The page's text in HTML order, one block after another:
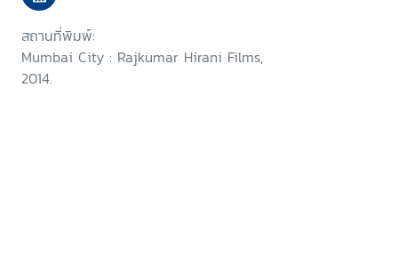
สถานที่พิมพ์:
Mumbai City : Rajkumar Hirani Films,
2014.